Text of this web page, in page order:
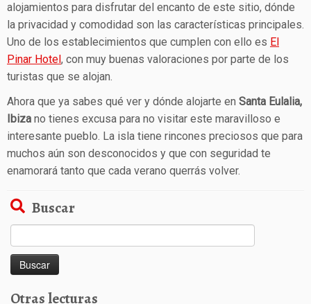
alojamientos para disfrutar del encanto de este sitio, dónde
la privacidad y comodidad son las características principales.
Uno de los establecimientos que cumplen con ello es El
Pinar Hotel, con muy buenas valoraciones por parte de los
turistas que se alojan.
Ahora que ya sabes qué ver y dónde alojarte en Santa Eulalia,
Ibiza no tienes excusa para no visitar este maravilloso e
interesante pueblo. La isla tiene rincones preciosos que para
muchos aún son desconocidos y que con seguridad te
enamorará tanto que cada verano querrás volver.
Buscar
Otras lecturas